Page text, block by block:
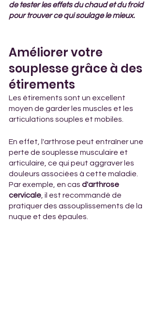
de tester les effets du chaud et du froid
pour trouver ce qui soulage le mieux.
Améliorer votre
souplesse grâce à des
étirements
Les étirements sont un excellent
moyen de garder les muscles et les
articulations souples et mobiles.
En effet, l'arthrose peut entraîner une
perte de souplesse musculaire et
articulaire, ce qui peut aggraver les
douleurs associées à cette maladie.
Par exemple, en cas d'arthrose
cervicale , il est recommandé de
pratiquer des assouplissements de la
nuque et des épaules.